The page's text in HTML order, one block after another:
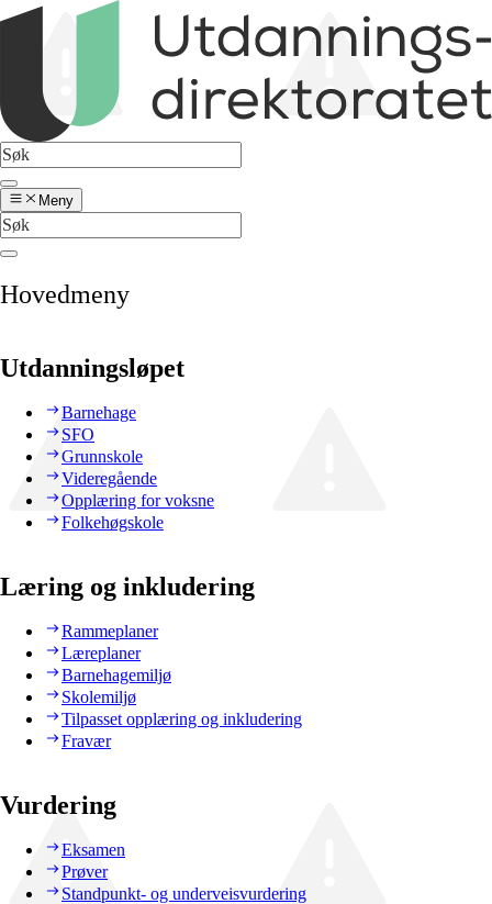
Meny
Hovedmeny
Utdanningsløpet
Barnehage
SFO
Grunnskole
Videregående
Opplæring for voksne
Folkehøgskole
Læring og inkludering
Rammeplaner
Læreplaner
Barnehagemiljø
Skolemiljø
Tilpasset opplæring og inkludering
Fravær
Vurdering
Eksamen
Prøver
Standpunkt- og underveisvurdering